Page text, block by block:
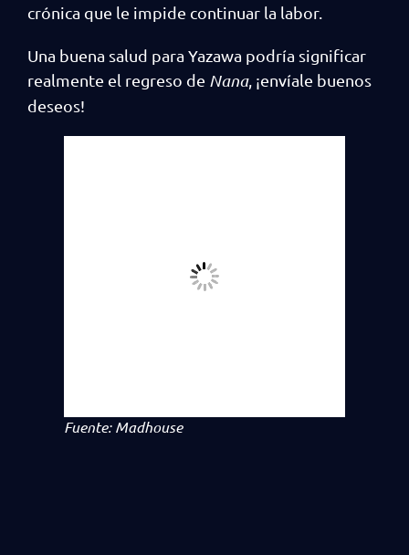
crónica que le impide continuar la labor.
Una buena salud para Yazawa podría significar
realmente el regreso de Nana, ¡envíale buenos
deseos!
Fuente: Madhouse